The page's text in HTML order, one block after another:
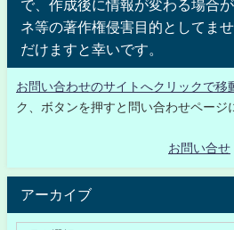
で、作成後に情報が変わる場合
ネ等の著作権侵害目的としてま
だけますと幸いです。
お問い合わせのサイトへクリックで移
ク、ボタンを押すと問い合わせページ
お問い合せ
アーカイブ